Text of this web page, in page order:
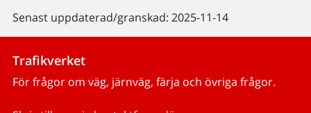
Senast uppdaterad/granskad: 2025-11-14
Trafikverket
För frågor om väg, järnväg, färja och övriga frågor.